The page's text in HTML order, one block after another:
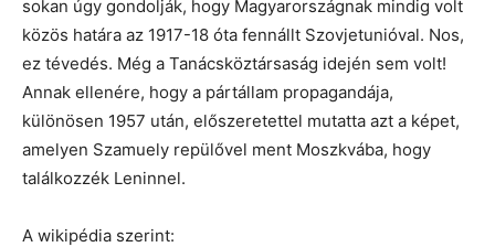
sokan úgy gondolják, hogy Magyarországnak mindig volt
közös határa az 1917-18 óta fennállt Szovjetunióval. Nos,
ez tévedés. Még a Tanácsköztársaság idején sem volt!
Annak ellenére, hogy a pártállam propagandája,
különösen 1957 után, előszeretettel mutatta azt a képet,
amelyen Szamuely repülővel ment Moszkvába, hogy
találkozzék Leninnel.
A wikipédia szerint: